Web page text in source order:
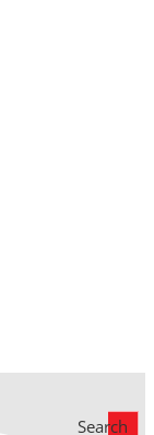
Search